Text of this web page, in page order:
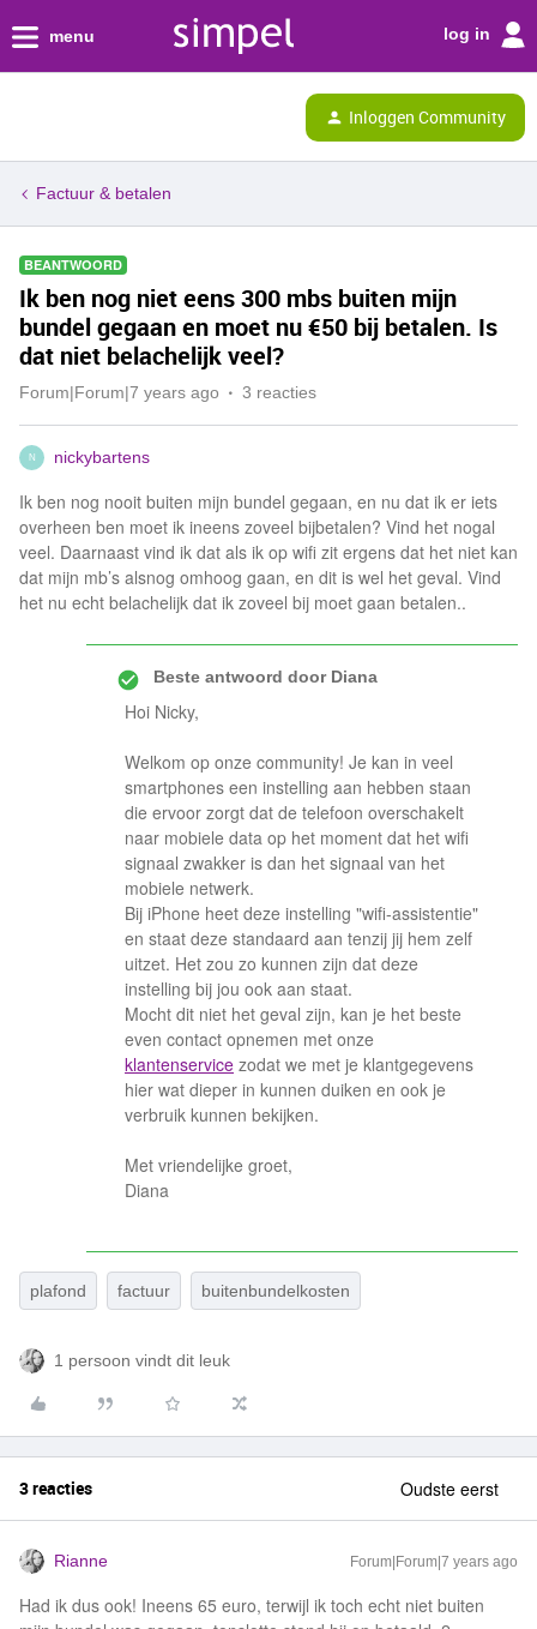
menu log in
Inloggen Community
Factuur & betalen
BEANTWOORD
Ik ben nog niet eens 300 mbs buiten mijn
bundel gegaan en moet nu €50 bij betalen. Is
dat niet belachelijk veel?
Forum|Forum|7 years ago 3 reacties
N nickybartens
Ik ben nog nooit buiten mijn bundel gegaan, en nu dat ik er iets
overheen ben moet ik ineens zoveel bijbetalen? Vind het nogal
veel. Daarnaast vind ik dat als ik op wifi zit ergens dat het niet kan
dat mijn mb’s alsnog omhoog gaan, en dit is wel het geval. Vind
het nu echt belachelijk dat ik zoveel bij moet gaan betalen..
Beste antwoord doorDiana
Hoi Nicky,
Welkom op onze community! Je kan in veel
smartphones een instelling aan hebben staan
die ervoor zorgt dat de telefoon overschakelt
naar mobiele data op het moment dat het wifi
signaal zwakker is dan het signaal van het
mobiele netwerk.
Bij iPhone heet deze instelling "wifi-assistentie"
en staat deze standaard aan tenzij jij hem zelf
uitzet. Het zou zo kunnen zijn dat deze
instelling bij jou ook aan staat.
Mocht dit niet het geval zijn, kan je het beste
even contact opnemen met onze
klantenservice zodat we met je klantgegevens
hier wat dieper in kunnen duiken en ook je
verbruik kunnen bekijken.
Met vriendelijke groet,
Diana
plafond factuur buitenbundelkosten
1 persoon vindt dit leuk
3 reacties Oudste eerst
Rianne Forum|Forum|7 years ago
Had ik dus ook! Ineens 65 euro, terwijl ik toch echt niet buiten